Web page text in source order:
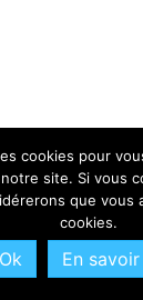
cookies pour
site. Si vous
que vous
cookies.
Ok En